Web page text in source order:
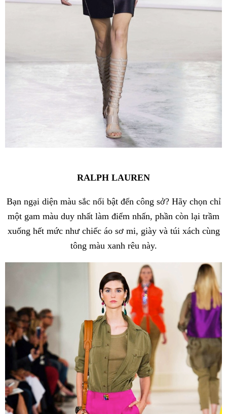
RALPH LAUREN
Bạn ngại diện màu sắc nổi bật đến công sở? Hãy chọn chỉ
một gam màu duy nhất làm điểm nhấn, phần còn lại trầm
xuống hết mức như chiếc áo sơ mi, giày và túi xách cùng
tông màu xanh rêu này.